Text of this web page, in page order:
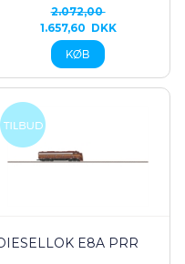
2.072,00
1.657,60 DKK
E8A PRR